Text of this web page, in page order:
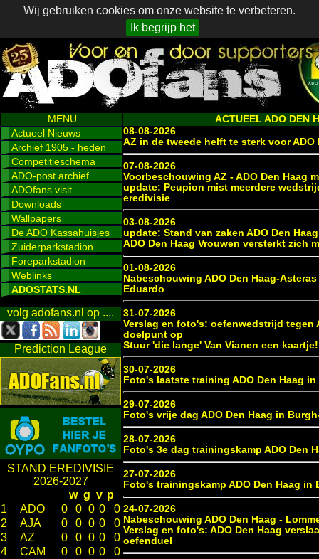
Wij gebruiken cookies om onze website te verbeteren.
Ik begrijp het
MENU
Actueel Nieuws
Archief 1905 - heden
Competitieschema
ADO-post archief
ADOfans visit
Downloads
Wallpapers
De ADO Kassahuisjes
Zuiderparkstadion
Foreparkstadion
Weblinks
ADOSTATS.NL
volg adofans.nl op ....
Prediction League
STAND EREDIVISIE
2026-2027
w g v p
1
ADO 0 0 0 0
0
2
AJA 0 0 0 0
0
3
AZ 0 0 0 0
0
4
CAM 0 0 0 0
0
ACTUEEL ADO DEN
08-08-2026
AZ in de tweede helft te sterk voor ADO
07-08-2026
Voorbeschouwing AZ - ADO Den Haag
update: Peupion mist meerdere
eredivisie
03-08-2026
update: Stand van zaken ADO Den
ADO Den Haag Vrouwen versterkt zich
01-08-2026
Nabeschouwing ADO Den Haag-
Eduardo
31-07-2026
Verslag en foto's: oefenwedstrijd tegen
doelpunt op
Stuur 'die lange' Van Vianen een kaartje!
30-07-2026
Foto's laatste training ADO Den Haag
29-07-2026
Foto's vrije dag ADO Den Haag in
28-07-2026
Foto's 3e dag trainingskamp ADO Den
27-07-2026
Foto's trainingskamp ADO Den Haag in
24-07-2026
Nabeschouwing ADO Den Haag -
Verslag en foto's: ADO Den Haag
oefenduel